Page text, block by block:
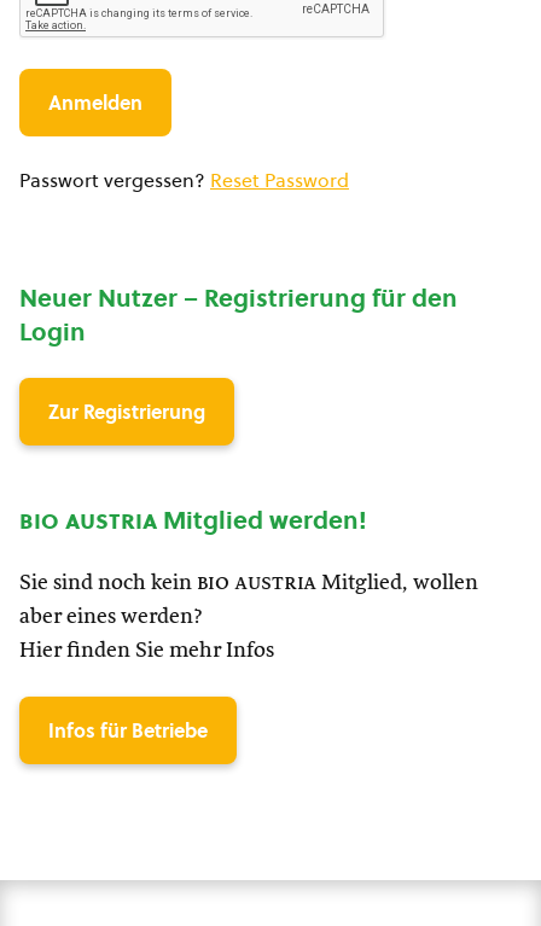
Passwort vergessen? Reset Password
Neuer Nutzer – Registrierung für den
Login
Zur Registrierung
bio austria Mitglied werden!
Sie sind noch kein bio austria Mitglied, wollen
aber eines werden?
Hier finden Sie mehr Infos
Infos für Betriebe